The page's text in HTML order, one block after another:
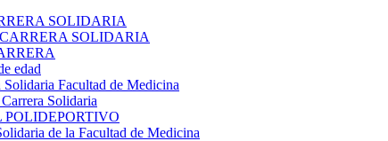
SOLIDARIA
SOLIDARIA
edad
Facultad de Medicina
Solidaria
de la Facultad de Medicina